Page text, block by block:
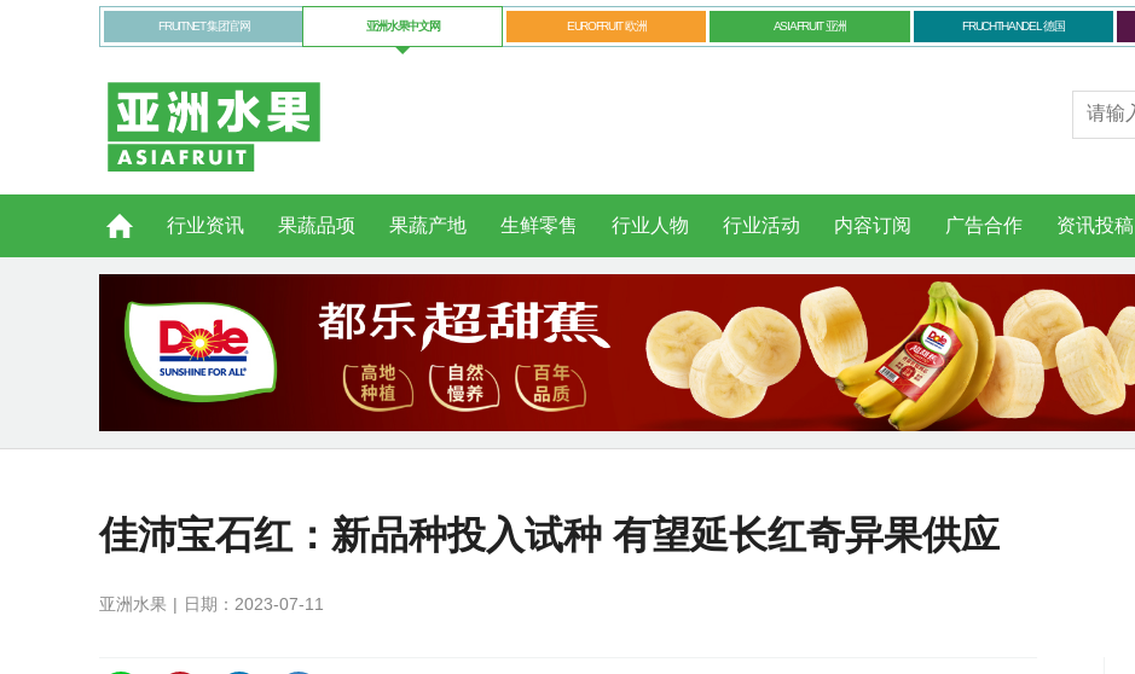
FRUITNET 集团官网 亚洲水果中文网 EUROFRUIT 欧洲 ASIAFRUIT 亚洲 FRUCHTHANDEL 德国
行业资讯 果蔬品项 果蔬产地 生鲜零售 行业人物 行业活动 内容订阅 广告合作 资讯投稿
佳沛宝石红：新品种投入试种 有望延长红奇异果供应
亚洲水果 日期：2023-07-11
https://asiafruitchina.net/25676.html